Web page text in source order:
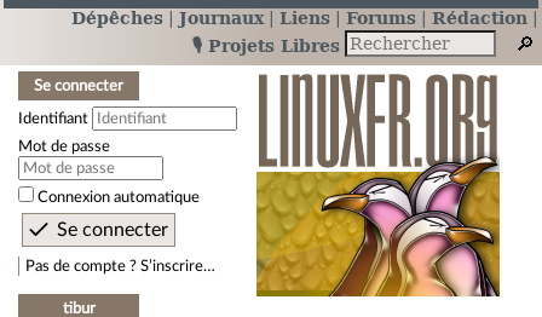
Dépêches Journaux Liens Forums
Rédaction
🎙️ Projets Libres
Se connecter
Identifiant
Mot de passe
Connexion automatique
Pas de compte ? S’inscrire…
tibur